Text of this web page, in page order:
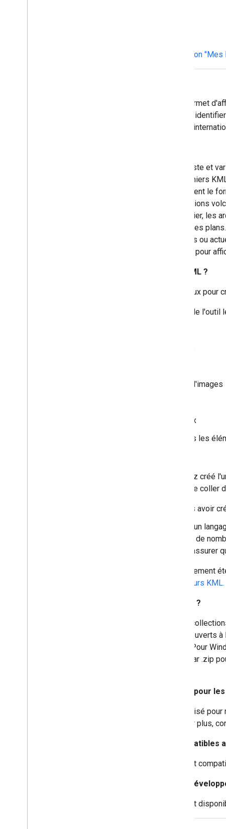
Les fichiers KML de la section
Le format de fichier KML permet
créer des fichiers KML pour
façons. KML est une norme
La communauté KML est vaste et
occasionnels créent des fichiers
vélo. Les scientifiques utilisent le
tendances, comme les éruptions
professionnels de l'immobilier, les
constructions et visualiser des
des événements, historiques ou
toutes utilisé le format KML pour
Comment créer des fichiers KML ?
Il existe trois outils principaux pour
Google Earth. Il s'agit de
Superpositions d'images
Modèles de lieux
Dossiers de tous les
Une fois que vous avez créé
Vous pouvez ensuite le coller
Éditeur de texte. Après avoir
Éditeur XML. KML est un
sophistiqué qui fournit de
vous permet de vous assurer
De nombreux outils ont également
d'assistance aux développeurs KML.
Comment ouvrir un fichier KMZ ?
Les fichiers KMZ sont des
format ZIP et peuvent être ouverts
par défaut de Windows XP. Pour
l'extension de fichier .kmz par .zip
Comment créer un fichier KML pour
Le format KML peut être utilisé
de Microsoft. Pour en savoir plus,
Quelles balises KML sont compatibles
Toutes les balises KML sont
Où puis-je trouver le guide du
Le Guide du développeur est